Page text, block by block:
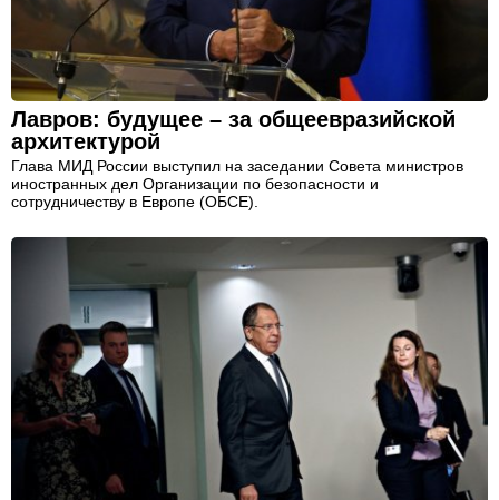
Лавров: будущее – за общеевразийской
архитектурой
Глава МИД России выступил на заседании Совета министров
иностранных дел Организации по безопасности и
сотрудничеству в Европе (ОБСЕ).